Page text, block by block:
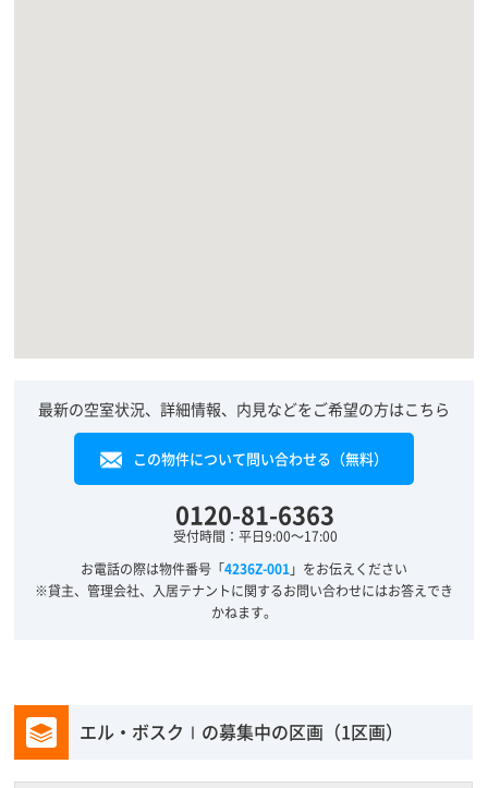
最新の空室状況、詳細情報、内見などをご希望の方はこちら
この物件について問い合わせる（無料）
0120-81-6363
受付時間：平日9:00～17:00
お電話の際は物件番号「4236Z-001」をお伝えください
※貸主、管理会社、入居テナントに関するお問い合わせにはお答えでき
かねます。
エル・ボスクⅠの募集中の区画（1区画）